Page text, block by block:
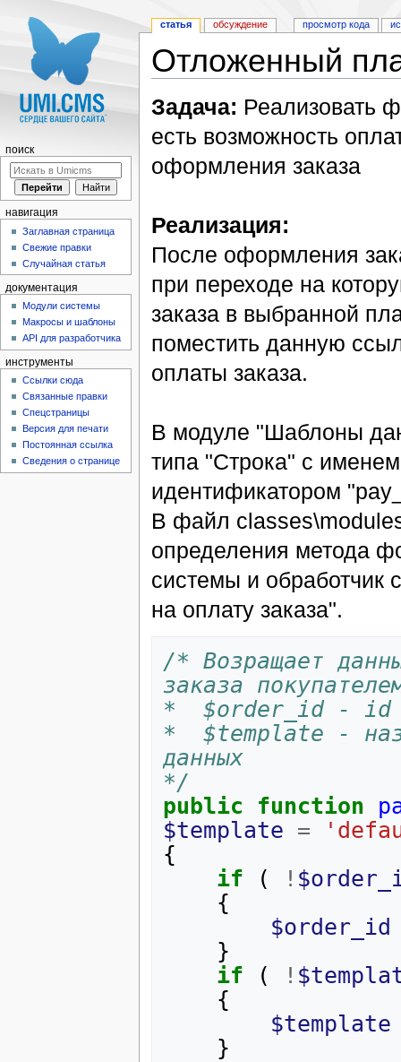
Отложенный
Задача: Реализовать
есть возможность
оформления заказа
Реализация:
После оформления
при переходе на
заказа в выбранной
поместить данную
оплаты заказа.
В модуле "Шаблоны
типа "Строка" с
идентификатором
В файл
определения метода
системы и обработчик
на оплату заказа".
/* Возращает
заказа
*  $order_id - id
*  $template -
данных
*/
public
function
$template =
{
if
( !
{
$order_id
}
if
( !
{
$template
}
статья обсуждение просмотр кода
поиск
навигация
Заглавная страница
Свежие правки
Случайная статья
документация
Модули системы
Макросы и шаблоны
API для разработчика
инструменты
Ссылки сюда
Связанные правки
Спецстраницы
Версия для печати
Постоянная ссылка
Сведения о странице